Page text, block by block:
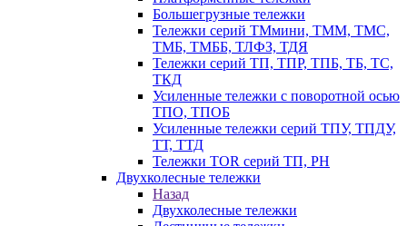
Большегрузные тележки
Тележки серий ТМмини, ТММ, ТМС,
ТМБ, ТМББ, ТЛФЗ, ТДЯ
Тележки серий ТП, ТПР, ТПБ, ТБ, ТС,
ТКД
Усиленные тележки с поворотной осью
ТПО, ТПОБ
Усиленные тележки серий ТПУ, ТПДУ,
ТТ, ТТД
Тележки TOR серий ТП, PH
Двухколесные тележки
Назад
Двухколесные тележки